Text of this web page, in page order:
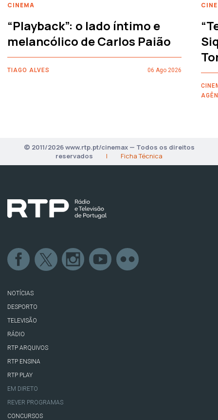
CINEMA
“Playback”: o lado íntimo e
melancólico de Carlos Paião
TIAGO ALVES 06 Ago 2026
© 2011/2026 www.rtp.pt/cinemax — Todos os direitos
reservados
| Ficha Técnica
NOTÍCIAS
DESPORTO
TELEVISÃO
RÁDIO
RTP ARQUIVOS
RTP ENSINA
RTP PLAY
EM DIRETO
REVER PROGRAMAS
CONCURSOS